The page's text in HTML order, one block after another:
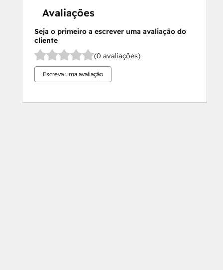
Avaliações
Seja o primeiro a escrever uma avaliação do
cliente
(0 avaliações)
Escreva uma avaliação